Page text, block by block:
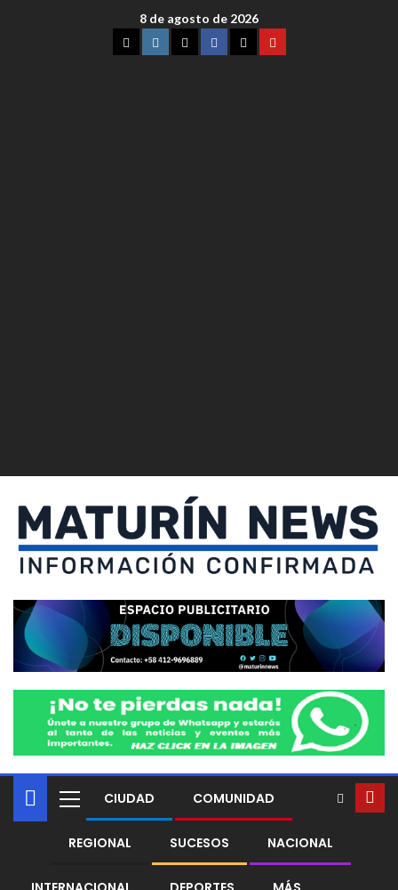
8 de agosto de 2026
CIUDAD COMUNIDAD
REGIONAL SUCESOS NACIONAL